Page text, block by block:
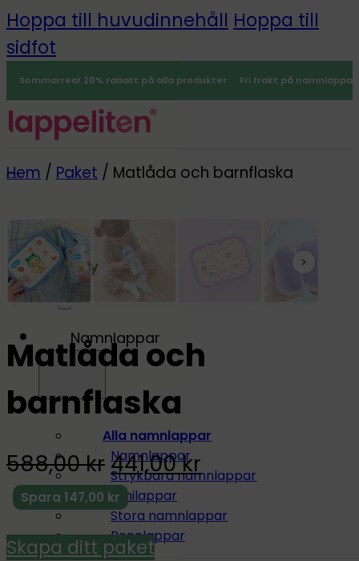
Hoppa till huvudinnehåll Hoppa till
sidfot
Sommarrea! 20% rabatt på alla produkter Fri frakt på namnlappar
Meny
Namnlappar
Alla namnlappar
Namnlappar
Strykbara namnlappar
Minilappar
Stora namnlappar
Pennlappar
0
Hem / Paket / Matlåda och barnflaska
Matlåda och
barnflaska
588,00kr441,00kr
Spara 147,00 kr
Skapa ditt paket